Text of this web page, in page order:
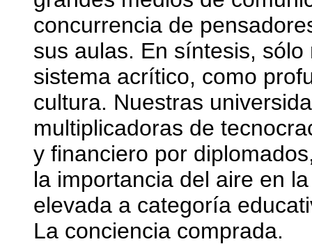
concurrencia de
sus aulas. En síntesis,
sistema acrítico, como
cultura. Nuestras
multiplicadoras de
y financiero por
la importancia del aire en
elevada a categoría
La conciencia comprada.